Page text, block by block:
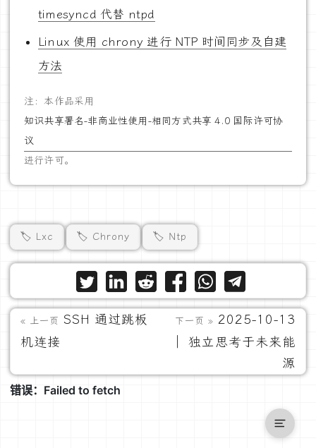
timesyncd 代替 ntpd
Linux 使用 chrony 进行 NTP 时间同步及自建
方法
注：本作品采用
知识共享署名-非商业性使用-相同方式共享 4.0 国际许可协
议
进行许可。
🏷️ Lxc 🏷️ Chrony 🏷️ Ntp
« 上一页 SSH 通过跳板
机连接
下一页 » 2025-10-13
｜ 独立思考于未来能
源